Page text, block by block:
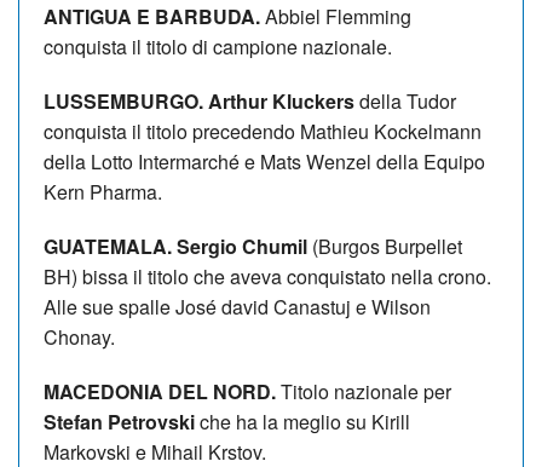
ANTIGUA E BARBUDA.Abbiel Flemming
conquista il titolo di campione nazionale.
LUSSEMBURGO. Arthur Kluckersdella Tudor
conquista il titolo precedendo Mathieu Kockelmann
della Lotto Intermarché e Mats Wenzel della Equipo
Kern Pharma.
GUATEMALA. Sergio Chumil (Burgos Burpellet
BH) bissa il titolo che aveva conquistato nella crono.
Alle sue spalle José david Canastuj e Wilson
Chonay.
MACEDONIA DEL NORD.Titolo nazionale per
Stefan Petrovskiche ha la meglio su Kirill
Markovski e Mihail Krstov.